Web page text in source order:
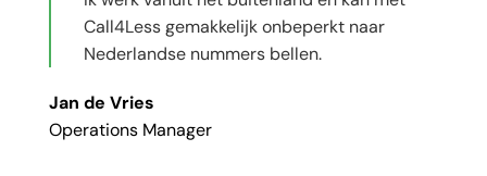
Call4Less gemakkelijk onbeperkt naar
Nederlandse nummers bellen.
Jan de Vries
Operations Manager